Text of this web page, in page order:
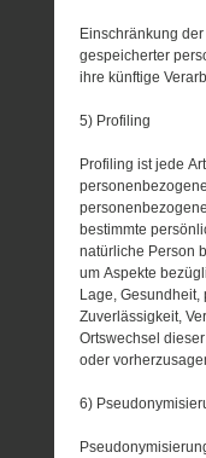
Einschränkung
gespeicherter
ihre künftige
5) Profiling
Profiling ist jede
bestimmte
natürliche Person
um Aspekte
Lage, Gesundheit,
Zuverlässigkeit,
Ortswechsel
oder
6)